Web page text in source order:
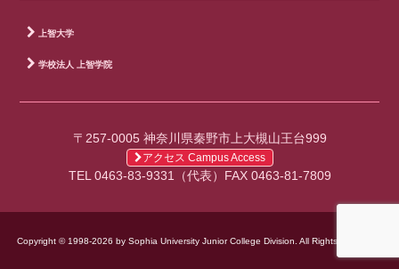
上智大学
学校法人 上智学院
〒257-0005 神奈川県秦野市上大槻山王台999
アクセス Campus Access
TEL 0463-83-9331（代表）FAX 0463-81-7809
Copyright © 1998-2026 by Sophia University Junior College Division. All Rights Reserved.